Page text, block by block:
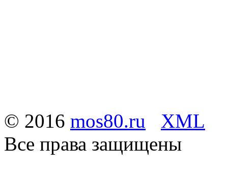
© 2016 mos80.ru
XML
Все права защищены